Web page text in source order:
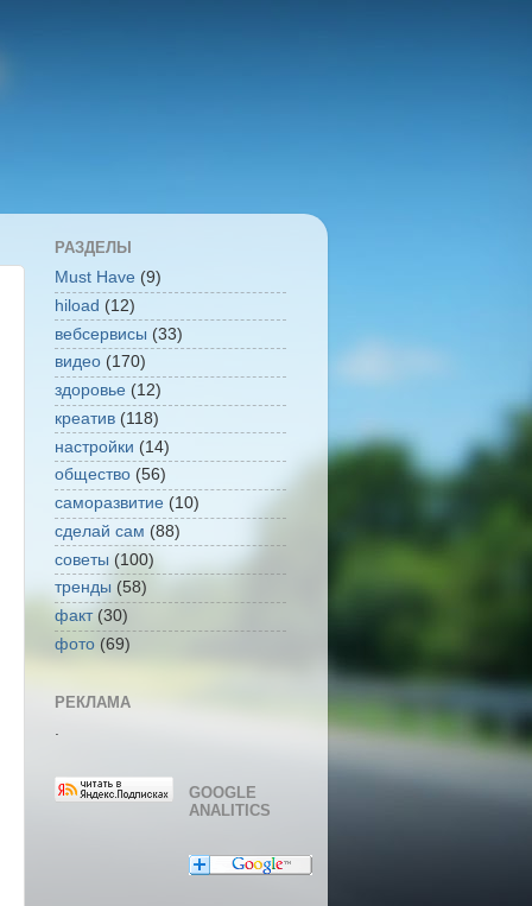
РАЗДЕЛЫ
Must Have (9)
hiload (12)
вебсервисы (33)
видео (170)
здоровье (12)
креатив (118)
настройки (14)
общество (56)
саморазвитие (10)
сделай сам (88)
советы (100)
тренды (58)
факт (30)
фото (69)
РЕКЛАМА
GOOGLE
ANALITICS